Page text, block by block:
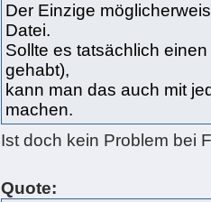
Der Einzige
Datei.
Sollte es tatsächlich
gehabt),
kann man das auch mit
machen.
Ist doch kein Problem bei
Quote: